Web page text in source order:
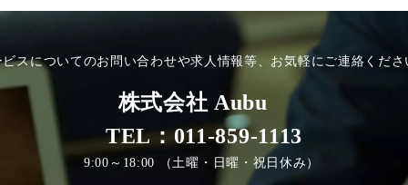
ビスについてのお問い合わせや求人情報等、お気軽にご連絡くださ
株式会社 Aubu
TEL：011-859-1113
9:00～18:00 （土曜・日曜・祝日休み）